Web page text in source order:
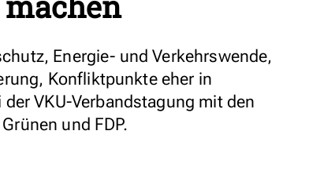
Energie- und Verkehrswende,
Konfliktpunkte eher in
VKU-Verbandstagung mit den
und FDP.